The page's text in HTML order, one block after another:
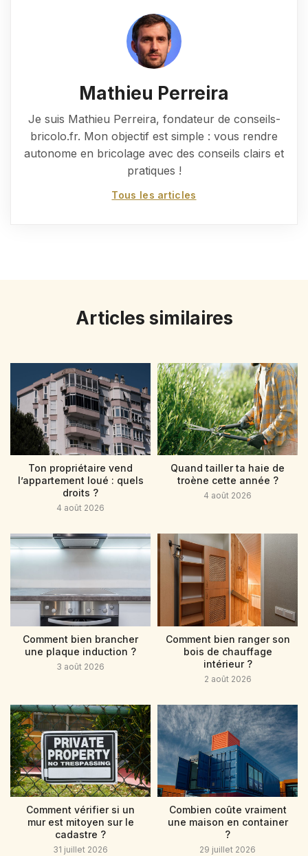
Mathieu Perreira
Je suis Mathieu Perreira, fondateur de conseils-
bricolo.fr. Mon objectif est simple : vous rendre
autonome en bricolage avec des conseils clairs et
pratiques !
Tous les articles
Articles similaires
Ton propriétaire vend
l’appartement loué : quels
droits ?
4 août 2026
Quand tailler ta haie de
troène cette année ?
4 août 2026
Comment bien brancher
une plaque induction ?
3 août 2026
Comment bien ranger son
bois de chauffage
intérieur ?
2 août 2026
Comment vérifier si un
mur est mitoyen sur le
cadastre ?
31 juillet 2026
Combien coûte vraiment
une maison en container
?
29 juillet 2026